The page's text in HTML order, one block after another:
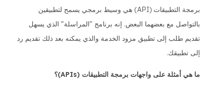
برمجة التطبيقات (API) هي وسيط برمجي يسمح لتطبيقين
بالتواصل مع بعضهما البعض. إنه برنامج "المراسلة" الذي يسهل
تقديم طلب إلى تطبيق مزود الخدمة والذي يمكنه بعد ذلك تقديم رد
إلى تطبيقك.
ما هي أمثلة على واجهات برمجة التطبيقات (APIs)؟